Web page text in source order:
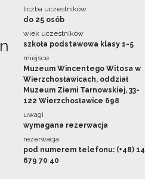
liczba uczestników
do 25 osób
wiek uczestników
szkoła podstawowa klasy 1-5
miejsce
Muzeum Wincentego Witosa w
Wierzchosławicach, oddział
Muzeum Ziemi Tarnowskiej, 33-
122 Wierzchosławice 698
uwagi
wymagana rezerwacja
rezerwacja
pod numerem telefonu: (+48) 14
679 70 40